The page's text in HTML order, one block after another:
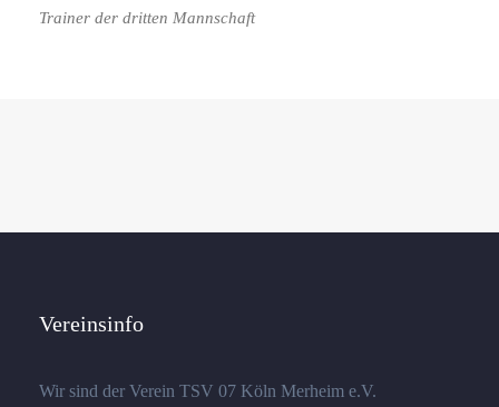
Trainer der dritten Mannschaft
Vereinsinfo
Wir sind der Verein TSV 07 Köln Merheim e.V.